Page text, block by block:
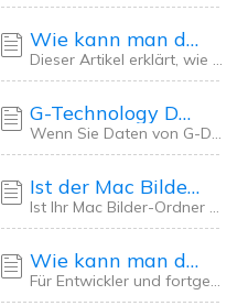
Wie kann man die Option "Papierkorb automatisch leeren" auf Mac deaktivieren?
G-Technology Datenrettung auf dem Mac: Daten von G-Drive wiederherstellen
Ist der Mac Bilder-Ordner verschwunden? Wie kann man den Ordner wiederherstellen?
Wie kann man den vollständigen Festplattenzugriff für Terminal aktivieren?